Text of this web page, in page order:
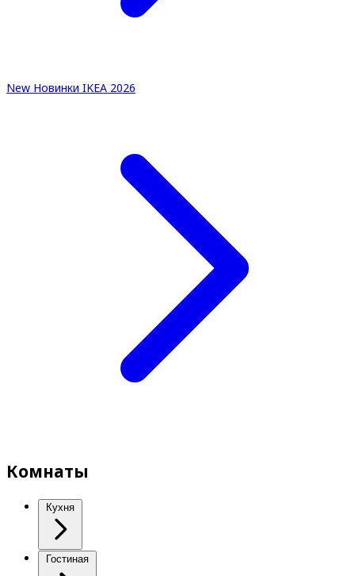
New Новинки IKEA 2026
Комнаты
Кухня
Гостиная